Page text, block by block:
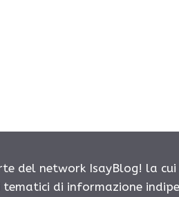
del network IsayBlog! la cui
di informazione